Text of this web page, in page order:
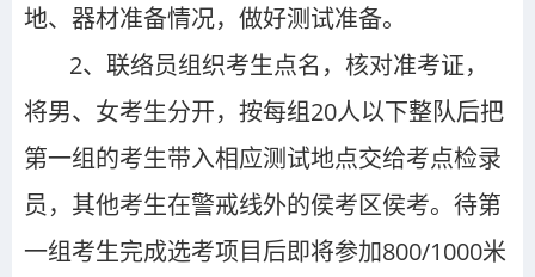
地、器材准备情况，做好测试准备。
2、联络员组织考生点名，核对准考证，
将男、女考生分开，按每组20人以下整队后把
第一组的考生带入相应测试地点交给考点检录
员，其他考生在警戒线外的侯考区侯考。待第
一组考生完成选考项目后即将参加800/1000米